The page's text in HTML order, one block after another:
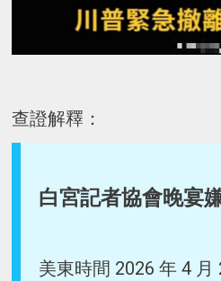
查證解釋：
白宮記者協會晚宴
美東時間 2026 年 4